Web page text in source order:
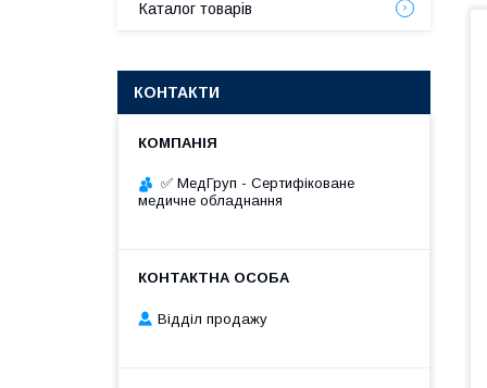
Каталог товарів
КОНТАКТИ
✅ МедГруп - Сертифіковане
медичне обладнання
Відділ продажу